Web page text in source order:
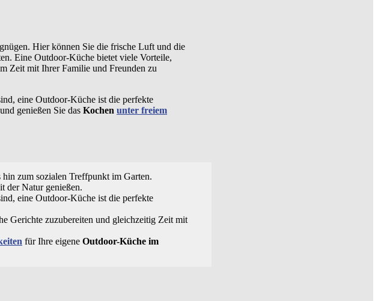
Hier können Sie die frische Luft und die
Eine Outdoor-Küche bietet viele Vorteile,
Zeit mit Ihrer Familie und Freunden zu
eine Outdoor-Küche ist die perfekte
genießen Sie das Kochen unter freiem
zum sozialen Treffpunkt im Garten.
der Natur genießen.
eine Outdoor-Küche ist die perfekte
Gerichte zuzubereiten und gleichzeitig Zeit mit
für Ihre eigene Outdoor-Küche im